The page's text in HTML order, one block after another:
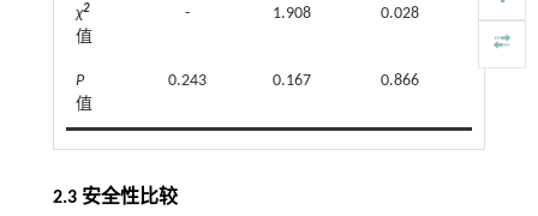
χ2
值
- 1.908 0.028
P
值
0.243 0.167 0.866
2.3 安全性比较